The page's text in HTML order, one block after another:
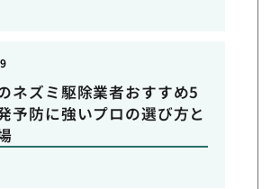
ネズミ駆除業者おすすめ5
予防に強いプロの選び方と